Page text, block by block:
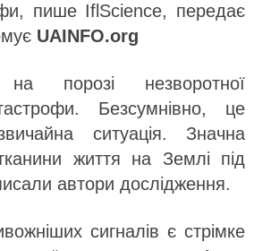
пише IflScience, передає
UAINFO.org
порозі незворотної
Безсумнівно, це
ситуація. Значна
життя на Землі під
автори дослідження.
сигналів є стрімке